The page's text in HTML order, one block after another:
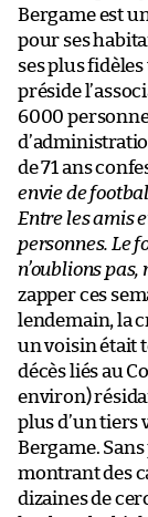
Bergame est
pour ses
ses plus
préside
6000
de 71 ans
envie de
Entre les amis
personnes. Le
n’oublions
zapper ces
lendemain, la
un voisin était
décès liés au
environ)
plus d’un tiers
Bergame.
montrant des
dizaines de